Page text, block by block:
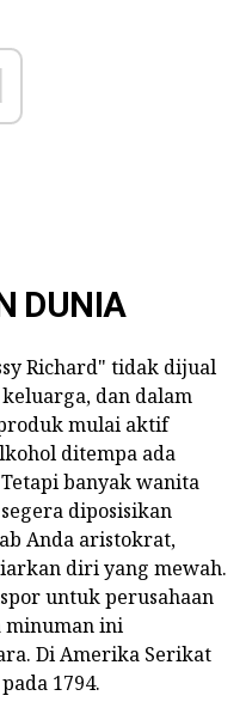
DUNIA
Richard" tidak dijual
dan dalam
mulai aktif
ditempa ada
banyak wanita
diposisikan
Anda aristokrat,
diri yang mewah.
untuk perusahaan
minuman ini
Di Amerika Serikat
1794.